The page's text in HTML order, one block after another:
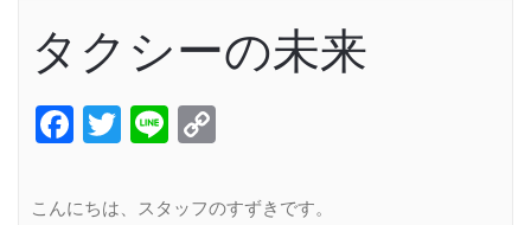
タクシーの未来
Facebook
Twitter
Line
こんにちは、スタッフのすずきです。